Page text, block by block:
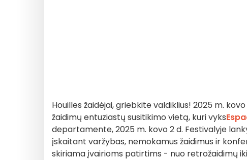
Houilles žaidėjai, griebkite valdiklius! 2025 m.
žaidimų entuziastų susitikimo vietą, kuri vyks
departamente, 2025 m. kovo 2 d. Festivalyje
įskaitant varžybas, nemokamus žaidimus ir
skiriama įvairioms patirtims - nuo retrožaidimų